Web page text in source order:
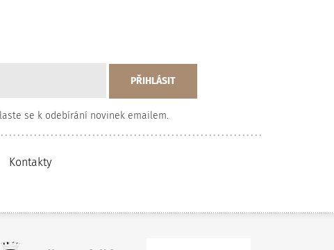
se k odebírání novinek emailem.
Kontakty